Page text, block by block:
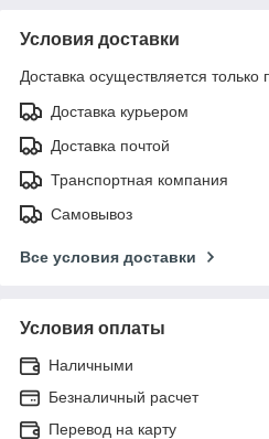
Условия доставки
Доставка осуществляется только
Доставка курьером
Доставка почтой
Транспортная компания
Самовывоз
Все условия доставки
Условия оплаты
Наличными
Безналичный расчет
Перевод на карту